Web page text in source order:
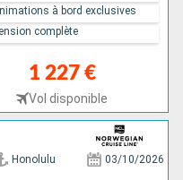
1 227 €
Vol disponible
à bord exclusives
complète
Honolulu 03/10/2026